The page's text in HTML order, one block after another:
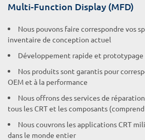
Multi-Function Display (MFD)
Nous pouvons faire correspondre vos
inventaire de conception actuel
Développement rapide et prototypage
Nos produits sont garantis pour
OEM et à la performance
Nous offrons des services de
tous les CRT et les composants
Nous couvrons les applications CRT
dans le monde entier